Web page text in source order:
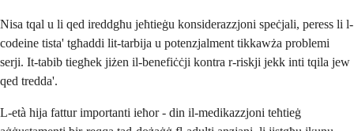
Nisa tqal u li qed ireddgħu jeħtieġu konsiderazzjoni speċjali, peress li l-
codeine tista' tgħaddi lit-tarbija u potenzjalment tikkawża problemi
serji. It-tabib tiegħek jiżen il-benefiċċji kontra r-riskji jekk inti tqila jew
qed tredda'.
L-età hija fattur importanti ieħor - din il-medikazzjoni teħtieġ